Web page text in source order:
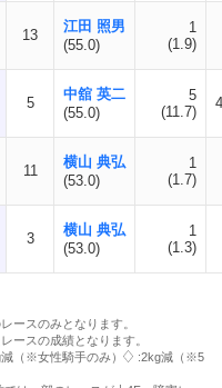
13
江田 照男
(55.0)
1
(1.9)
5
中舘 英二
(55.0)
5
(11.7)
11
横山 典弘
(53.0)
1
(1.7)
3
横山 典弘
(53.0)
1
(1.3)
ースのみとなります。
ースの成績となります。
（※女性騎手のみ）
:2kg減（※5